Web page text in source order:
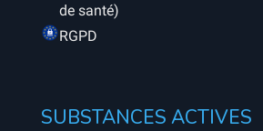
de santé)
RGPD
SUBSTANCES ACTIVES